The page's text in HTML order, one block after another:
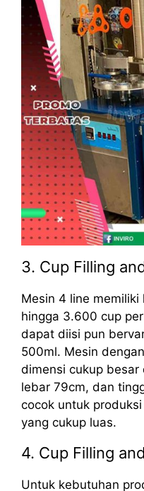
3. Cup Filling
Mesin 4 line
hingga 3.600 cup
dapat diisi pun
500ml. Mesin
dimensi cukup besar
lebar 79cm, dan
cocok untuk
yang cukup luas.
4. Cup Filling
Untuk kebutuhan